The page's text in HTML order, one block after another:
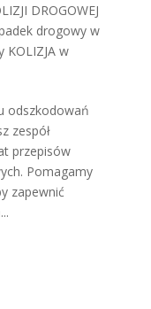
DROGOWEJ
drogowy w
KOLIZJA w
odszkodowań
zespół
przepisów
Pomagamy
zapewnić